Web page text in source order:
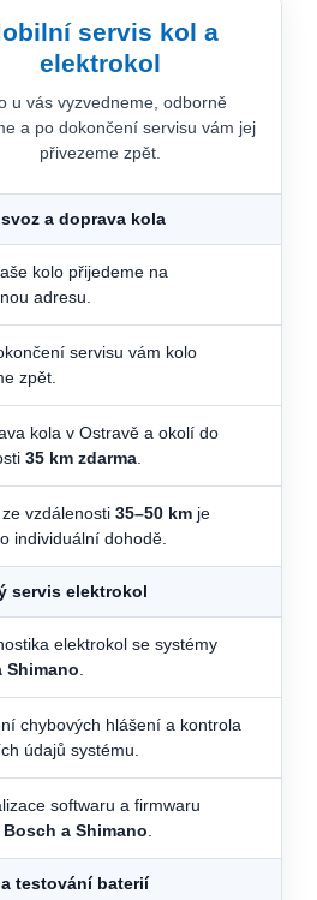
servis kol a
elektrokol
u vás vyzvedneme, odborně
a po dokončení servisu vám jej
přivezeme zpět.
a doprava kola
kolo přijedeme na
adresu.
servisu vám kolo
zpět.
kola v Ostravě a okolí do
35 km zdarma
vzdálenosti 35–50 km je
individuální dohodě.
servis elektrokol
elektrokol se systémy
Shimano
chybových hlášení a kontrola
údajů systému.
softwaru a firmwaru
Bosch a Shimano
a testování baterií